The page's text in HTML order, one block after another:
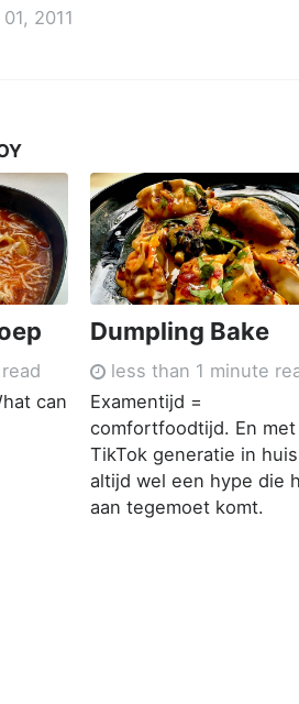
2011
can
Dumpling Bake
less than 1 minute
Examentijd =
comfortfoodtijd. En met
TikTok generatie in
altijd wel een hype die
aan tegemoet komt.